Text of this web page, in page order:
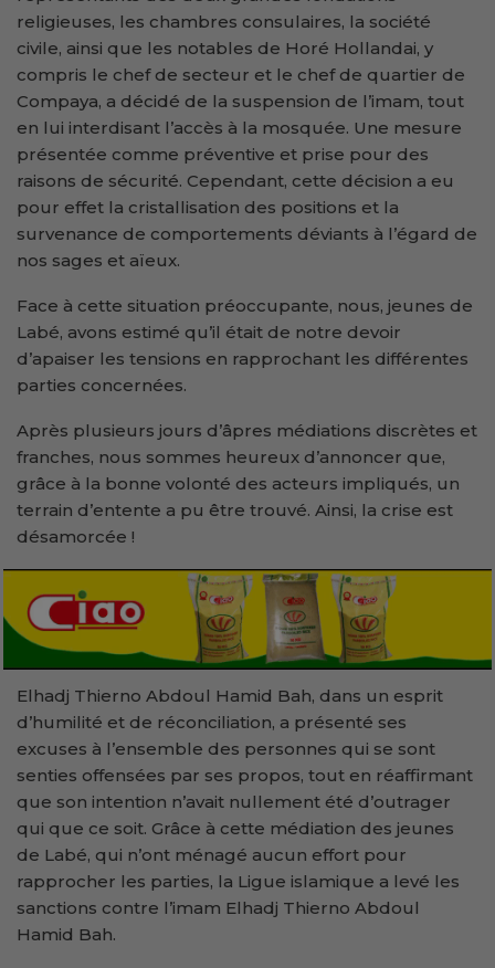
religieuses, les chambres consulaires, la société
civile, ainsi que les notables de Horé Hollandai, y
compris le chef de secteur et le chef de quartier de
Compaya, a décidé de la suspension de l’imam, tout
en lui interdisant l’accès à la mosquée. Une mesure
présentée comme préventive et prise pour des
raisons de sécurité. Cependant, cette décision a eu
pour effet la cristallisation des positions et la
survenance de comportements déviants à l’égard de
nos sages et aïeux.
Face à cette situation préoccupante, nous, jeunes de
Labé, avons estimé qu’il était de notre devoir
d’apaiser les tensions en rapprochant les différentes
parties concernées.
Après plusieurs jours d’âpres médiations discrètes et
franches, nous sommes heureux d’annoncer que,
grâce à la bonne volonté des acteurs impliqués, un
terrain d’entente a pu être trouvé. Ainsi, la crise est
désamorcée !
Elhadj Thierno Abdoul Hamid Bah, dans un esprit
d’humilité et de réconciliation, a présenté ses
excuses à l’ensemble des personnes qui se sont
senties offensées par ses propos, tout en réaffirmant
que son intention n’avait nullement été d’outrager
qui que ce soit. Grâce à cette médiation des jeunes
de Labé, qui n’ont ménagé aucun effort pour
rapprocher les parties, la Ligue islamique a levé les
sanctions contre l’imam Elhadj Thierno Abdoul
Hamid Bah.